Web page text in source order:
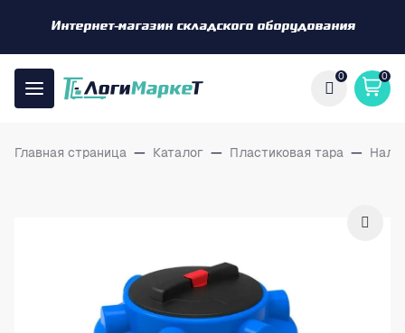
Интернет-магазин складского оборудования
0 0
Главная страница — Каталог — Пластиковая тара —